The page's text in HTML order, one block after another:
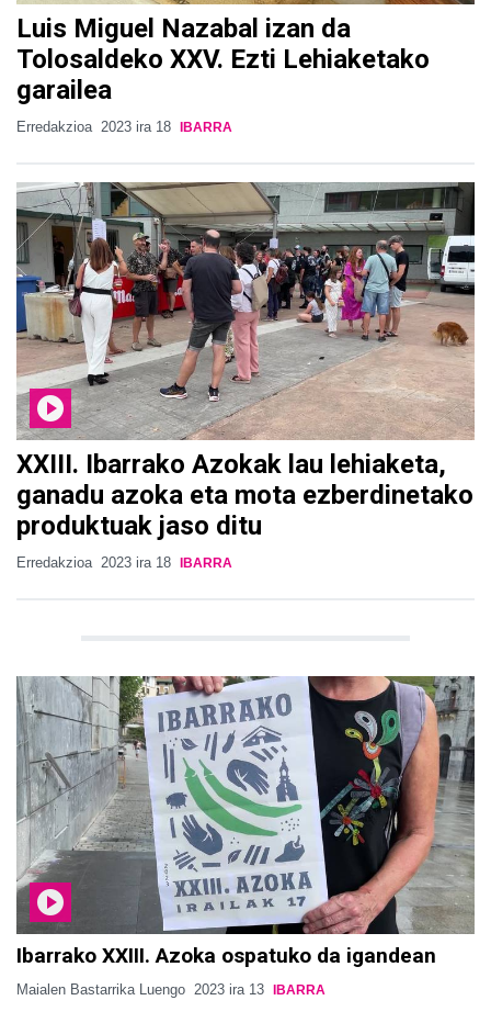
Luis Miguel Nazabal izan da
Tolosaldeko XXV. Ezti Lehiaketako
garailea
Erredakzioa 2023 ira 18 IBARRA
XXIII. Ibarrako Azokak lau lehiaketa,
ganadu azoka eta mota ezberdinetako
produktuak jaso ditu
Erredakzioa 2023 ira 18 IBARRA
Ibarrako XXIII. Azoka ospatuko da igandean
Maialen Bastarrika Luengo 2023 ira 13 IBARRA